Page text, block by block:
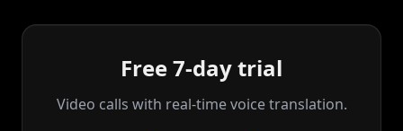
Free 7-day trial
Video calls with real‑time voice translation.